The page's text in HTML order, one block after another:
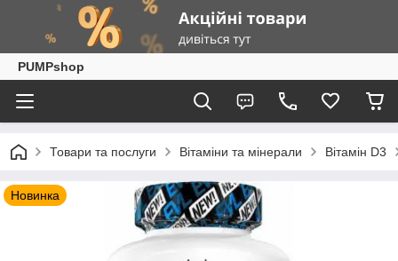
PUMPshop
Товари та послуги Вітаміни та мінерали Вітамін D3
Новинка